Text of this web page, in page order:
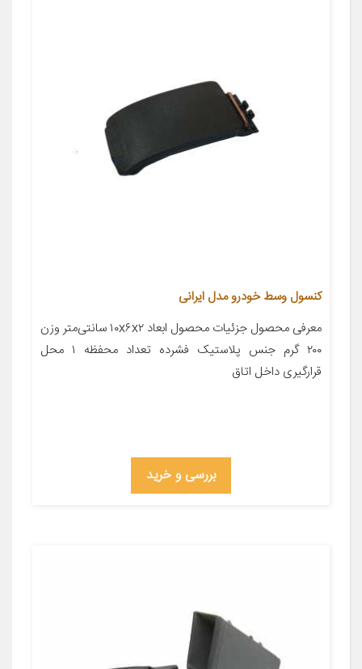
کنسول وسط خودرو مدل ایرانی
معرفی محصول جزئیات محصول ابعاد ۱۰x۶x۲ سانتی‌متر وزن
۲۰۰ گرم جنس پلاستیک فشرده تعداد محفظه ۱ محل
قرارگیری داخل اتاق
بررسی و خرید